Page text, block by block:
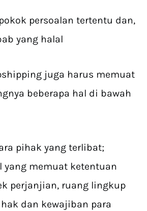
persoalan tertentu dan,
yang halal
juga harus memuat
beberapa hal di bawah
pihak yang terlibat;
yang memuat ketentuan
perjanjian, ruang lingkup
dan kewajiban para